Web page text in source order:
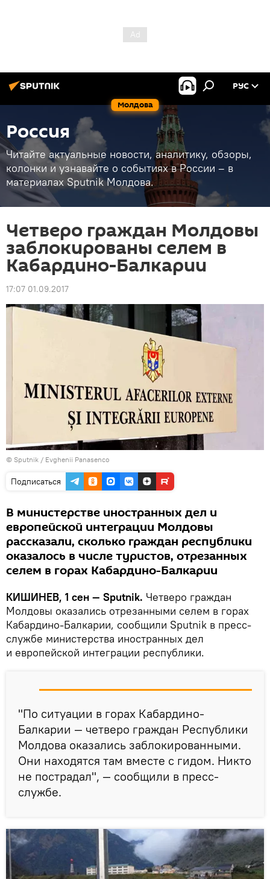
Молдова
РУС
Россия
Читайте актуальные новости, аналитику, обзоры,
колонки и узнавайте о событиях в России – в
материалах Sputnik Молдова.
Четверо граждан Молдовы
заблокированы селем в
Кабардино-Балкарии
17:07 01.09.2017
© Sputnik / Evghenii Panasenco
Подписаться
В министерстве иностранных дел и
европейской интеграции Молдовы
рассказали, сколько граждан республики
оказалось в числе туристов, отрезанных
селем в горах Кабардино-Балкарии
КИШИНЕВ, 1 сен — Sputnik. Четверо граждан
Молдовы оказались отрезанными селем в горах
Кабардино-Балкарии, сообщили Sputnik в пресс-
службе министерства иностранных дел
и европейской интеграции республики.
"По ситуации в горах Кабардино-
Балкарии — четверо граждан Республики
Молдова оказались заблокированными.
Они находятся там вместе с гидом. Никто
не пострадал", — сообщили в пресс-
службе.